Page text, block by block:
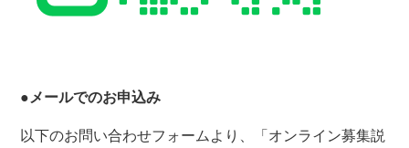
●メールでのお申込み
以下のお問い合わせフォームより、「オンライン募集説